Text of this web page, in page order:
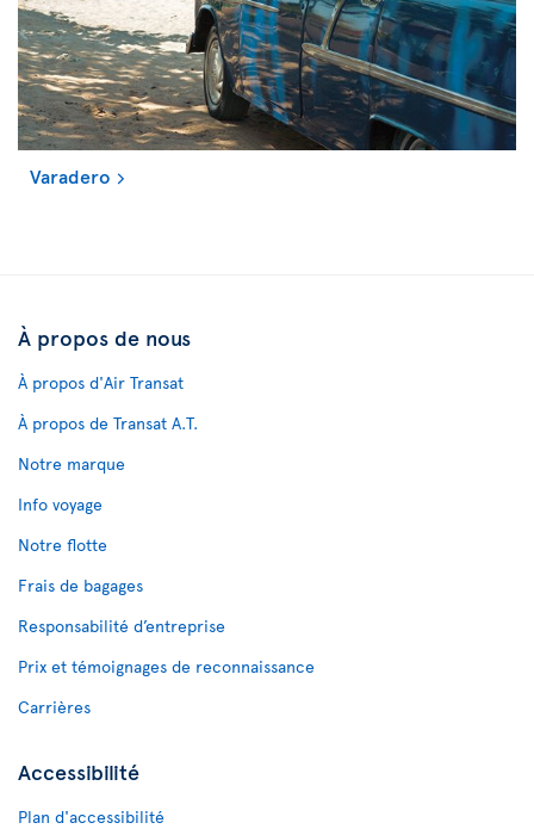
Varadero
À propos de nous
À propos d'Air Transat
À propos de Transat A.T.
Notre marque
Info voyage
Notre flotte
Frais de bagages
Responsabilité d’entreprise
Prix et témoignages de reconnaissance
Carrières
Accessibilité
Plan d'accessibilité